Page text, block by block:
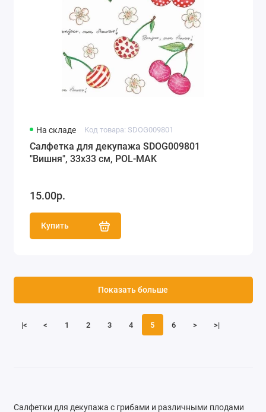
На складе Код товара: SDOG009801
Салфетка для декупажа SDOG009801
"Вишня", 33х33 см, POL-MAK
15.00р.
Купить
|< < 1 2 3 4 5 6 > >|
Показать больше
Салфетки для декупажа с грибами и различными плодами